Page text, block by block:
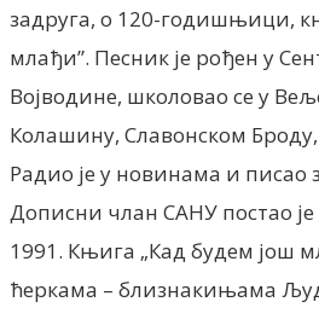
задруга, о 120-годишњици,
млађи”. Песник је рођен у
Војводине, школовао се у
Колашину, Славонском
Радио је у новинама и писао
Дописни члан САНУ постао
1991. Књига „Кад будем још
ћеркама – близнакињама